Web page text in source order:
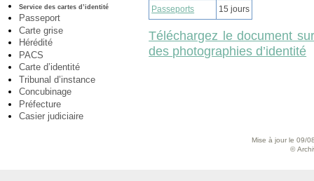
Service des cartes d’identité
Passeport
Carte grise
Hérédité
PACS
Carte d’identité
Tribunal d’instance
Concubinage
Préfecture
Casier judiciaire
Passeports
15 jours
Téléchargez le document
des photographies d’identité
Mise à jour le 09/
©